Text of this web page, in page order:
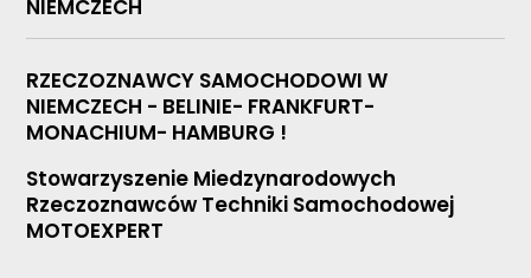
NIEMCZECH
RZECZOZNAWCY SAMOCHODOWI W
NIEMCZECH - BELINIE- FRANKFURT-
MONACHIUM- HAMBURG !
Stowarzyszenie Miedzynarodowych
Rzeczoznawców Techniki Samochodowej
MOTOEXPERT